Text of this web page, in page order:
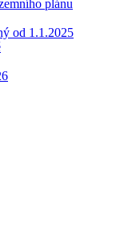
plánu
od 1.1.2025